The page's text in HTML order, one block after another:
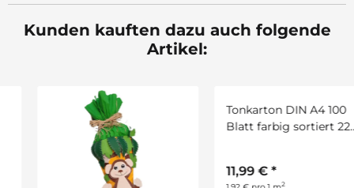
Kunden kauften dazu auch folgende
Artikel: